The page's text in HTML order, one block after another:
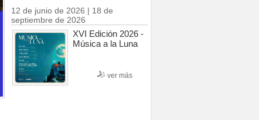
12 de junio de 2026 | 18 de
septiembre de 2026
XVI Edición 2026 -
Música a la Luna
ver más